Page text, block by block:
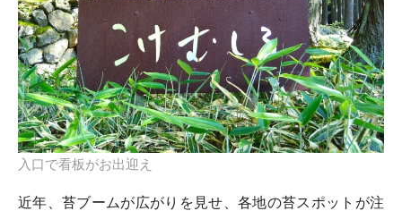
入口で看板がお出迎え
近年、苔ブームが広がりを見せ、各地の苔スポットが注